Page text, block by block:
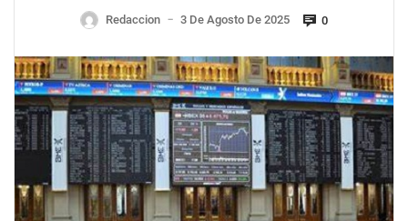
Redaccion — 3 De Agosto De 2025 0